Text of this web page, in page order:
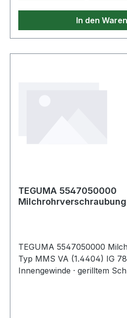
In den
TEGUMA 5547050000
Milchrohrverschraubung
TEGUMA 5547050000
Typ MMS VA (1.4404) IG
Innengewinde · gerilltem